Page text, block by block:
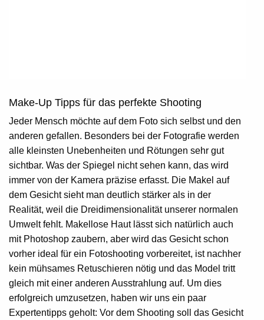
Make-Up Tipps für das perfekte Shooting
Jeder Mensch möchte auf dem Foto sich selbst und den
anderen gefallen. Besonders bei der Fotografie werden
alle kleinsten Unebenheiten und Rötungen sehr gut
sichtbar. Was der Spiegel nicht sehen kann, das wird
immer von der Kamera präzise erfasst. Die Makel auf
dem Gesicht sieht man deutlich stärker als in der
Realität, weil die Dreidimensionalität unserer normalen
Umwelt fehlt. Makellose Haut lässt sich natürlich auch
mit Photoshop zaubern, aber wird das Gesicht schon
vorher ideal für ein Fotoshooting vorbereitet, ist nachher
kein mühsames Retuschieren nötig und das Model tritt
gleich mit einer anderen Ausstrahlung auf. Um dies
erfolgreich umzusetzen, haben wir uns ein paar
Expertentipps geholt: Vor dem Shooting soll das Gesicht